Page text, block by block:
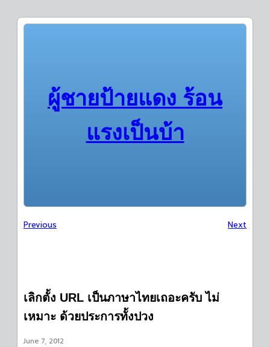
ผู้ชายป้ายแดง ร้อน
แรงเป็นบ้า
Previous Next
เลิกตั้ง URL เป็นภาษาไทยเถอะครับ ไม่
เหมาะ ด้วยประการทั้งปวง
June 7, 2012